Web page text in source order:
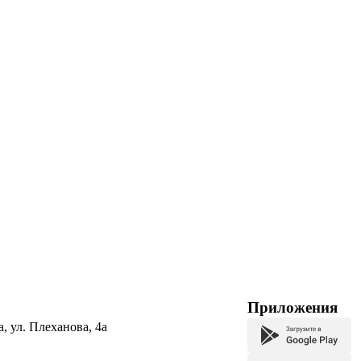
ул. Плеханова, 4а
Приложения